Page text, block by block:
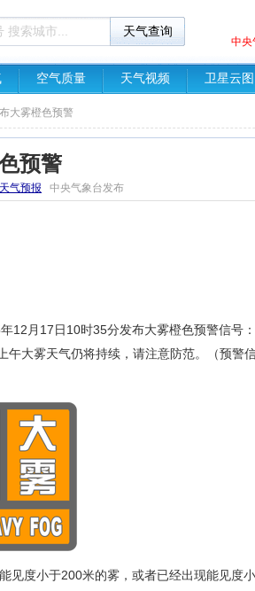
中央
空气质量 天气视频 卫星云图
大雾橙色预警
预警
气预报 中央气象台发布
12月17日10时35分发布大雾橙色预警信号：
午大雾天气仍将持续，请注意防范。（预警
见度小于200米的雾，或者已经出现能见度小